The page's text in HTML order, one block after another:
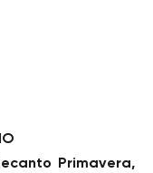
Primavera,